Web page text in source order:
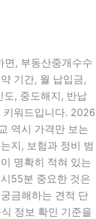
, 부동산중개수수
기간, 월 납입금,
도, 중도해지, 반납
키워드입니다. 2026
역시 가격만 보는
지, 보험과 정비 범
명확히 적혀 있는
55분 중요한 것은
금해하는 견적 단
정보 확인 기준을